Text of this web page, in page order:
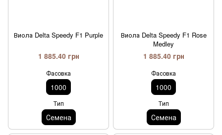
Виола Delta Speedy F1 Purple
1 885.40 грн
Фасовка
1000
Тип
Семена
Виола Delta Speedy F1 Rose
Medley
1 885.40 грн
Фасовка
1000
Тип
Семена